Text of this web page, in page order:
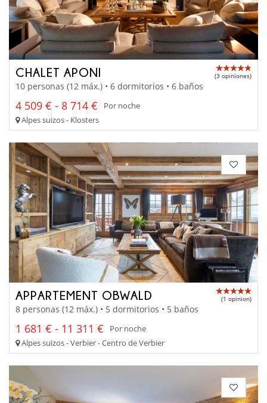
CHALET APONI (3 opiniones)
10 personas (12 máx.) • 6 dormitorios • 6 baños
4 509 € - 8 714 €
Por noche
Alpes suizos - Klosters
APPARTEMENT OBWALD (1 opinion)
8 personas (12 máx.) • 5 dormitorios • 5 baños
1 681 € - 11 311 €
Por noche
Alpes suizos - Verbier - Centro de Verbier